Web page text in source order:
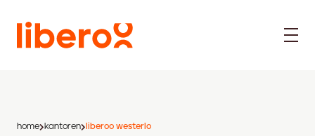
home kantoren liberoo westerlo